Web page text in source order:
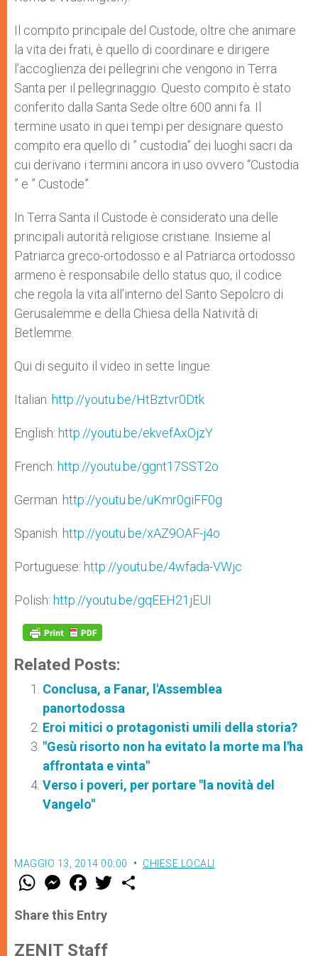
Il compito principale del Custode, oltre che animare
la vita dei frati, è quello di coordinare e dirigere
l’accoglienza dei pellegrini che vengono in Terra
Santa per il pellegrinaggio. Questo compito è stato
conferito dalla Santa Sede oltre 600 anni fa. Il
termine usato in quei tempi per designare questo
compito era quello di ” custodia” dei luoghi sacri da
cui derivano i termini ancora in uso ovvero “Custodia
” e ” Custode”.
In Terra Santa il Custode è considerato una delle
principali autorità religiose cristiane. Insieme al
Patriarca greco-ortodosso e al Patriarca ortodosso
armeno è responsabile dello status quo, il codice
che regola la vita all’interno del Santo Sepolcro di
Gerusalemme e della Chiesa della Natività di
Betlemme.
Qui di seguito il video in sette lingue:
Italian: http://youtu.be/HtBztvr0Dtk
English: http://youtu.be/ekvefAxOjzY
French: http://youtu.be/ggnt17SST2o
German: http://youtu.be/uKmr0giFF0g
Spanish: http://youtu.be/xAZ9OAF-j4o
Portuguese: http://youtu.be/4wfada-VWjc
Polish: http://youtu.be/gqEEH21jEUI
Related Posts:
Conclusa, a Fanar, l'Assemblea
panortodossa
Eroi mitici o protagonisti umili della storia?
"Gesù risorto non ha evitato la morte ma l'ha
affrontata e vinta"
Verso i poveri, per portare "la novità del
Vangelo"
MAGGIO 13, 2014 00:00 CHIESE LOCALI
W
t
s
p
M
e
s
e
g
F
a
e
b
o
w
Share this Entry
ZENIT Staff